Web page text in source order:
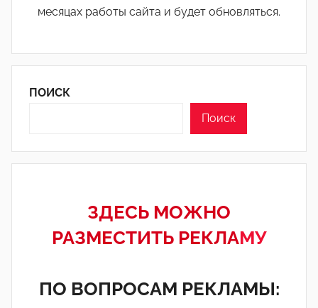
месяцах работы сайта и будет обновляться.
ПОИСК
Поиск
ЗДЕСЬ МОЖНО
РАЗМЕСТИТЬ РЕКЛАМУ
ПО ВОПРОСАМ РЕКЛАМЫ: